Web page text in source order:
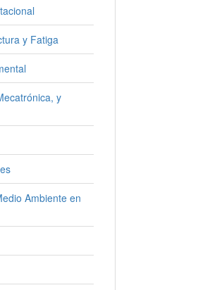
y Fatiga
y
Ambiente en